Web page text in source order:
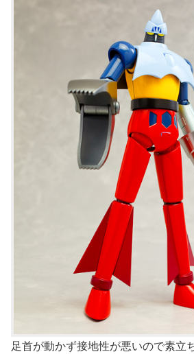
足首が動かず接地性が悪いので素立